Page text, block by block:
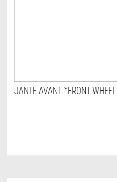
JANTE AVANT *FRONT WHEEL